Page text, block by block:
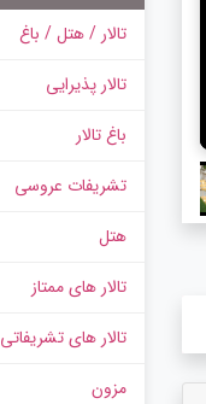
تالار / هتل / باغ
تالار پذیرایی
باغ تالار
تشریفات عروسی
هتل
تالار های ممتاز
تالار های تشریفاتی
مزون